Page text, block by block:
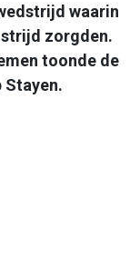
waarin
zorgden.
toonde de
Stayen.